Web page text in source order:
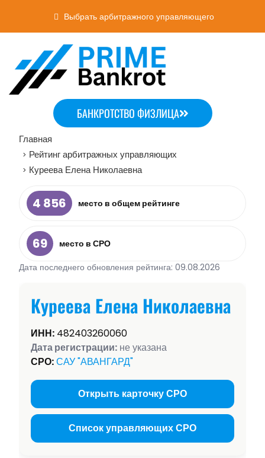
Выбрать арбитражного управляющего
БАНКРОТСТВО ФИЗЛИЦА
Главная
> Рейтинг арбитражных управляющих
> Куреева Елена Николаевна
4 856 место в общем рейтинге
69
место в СРО
Дата последнего обновления рейтинга: 09.08.2026
Куреева Елена Николаевна
ИНН: 482403260060
Дата регистрации: не указана
СРО:САУ "АВАНГАРД"
Открыть карточку СРО
Список управляющих СРО